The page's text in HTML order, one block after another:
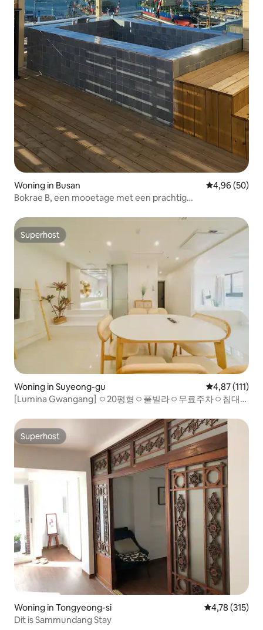
Woning in Busan Gemiddelde
4,96 (50)
Bokrae B, een mooetage met een prachtig
Bridge#Uitzicht op de oceaan #Gratis rooftop jacuzzi
#Gratis parkeren
Superhost
Superhost
Woning in Suyeong-gu Gemiddelde
4,87 (111)
[Lumina Gwangang] ㅇ20평형ㅇ풀빌라ㅇ무료주차ㅇ침대2
Superhost
Superhost
Woning in Tongyeong-si Gemiddelde
4,78 (315)
Dit is Sammundang Stay